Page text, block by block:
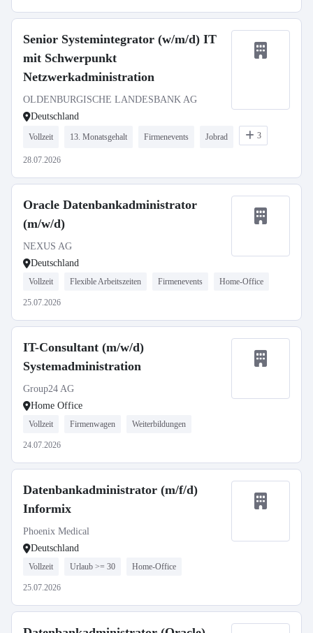
Senior Systemintegrator (w/m/d) IT
mit Schwerpunkt
Netzwerkadministration
OLDENBURGISCHE LANDESBANK AG
Deutschland
Vollzeit 13. Monatsgehalt Firmenevents Jobrad 3
28.07.2026
Oracle Datenbankadministrator
(m/w/d)
NEXUS AG
Deutschland
Vollzeit Flexible Arbeitszeiten Firmenevents Home-Office
25.07.2026
IT-Consultant (m/w/d)
Systemadministration
Group24 AG
Home Office
Vollzeit Firmenwagen Weiterbildungen
24.07.2026
Datenbankadministrator (m/f/d)
Informix
Phoenix Medical
Deutschland
Vollzeit Urlaub >= 30 Home-Office
25.07.2026